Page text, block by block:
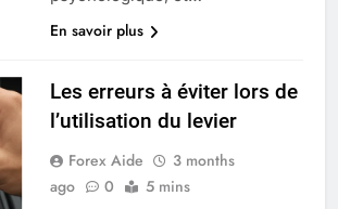
En savoir plus
Les erreurs à éviter lors de
l’utilisation du levier
Forex Aide
3 months
ago
0 5 mins